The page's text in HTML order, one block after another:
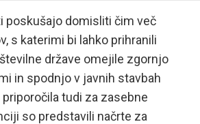
poskušajo domisliti čim več
s katerimi bi lahko prihranili
države omejile zgornjo
in spodnjo v javnih stavbah
tudi za zasebne
so predstavili načrte za